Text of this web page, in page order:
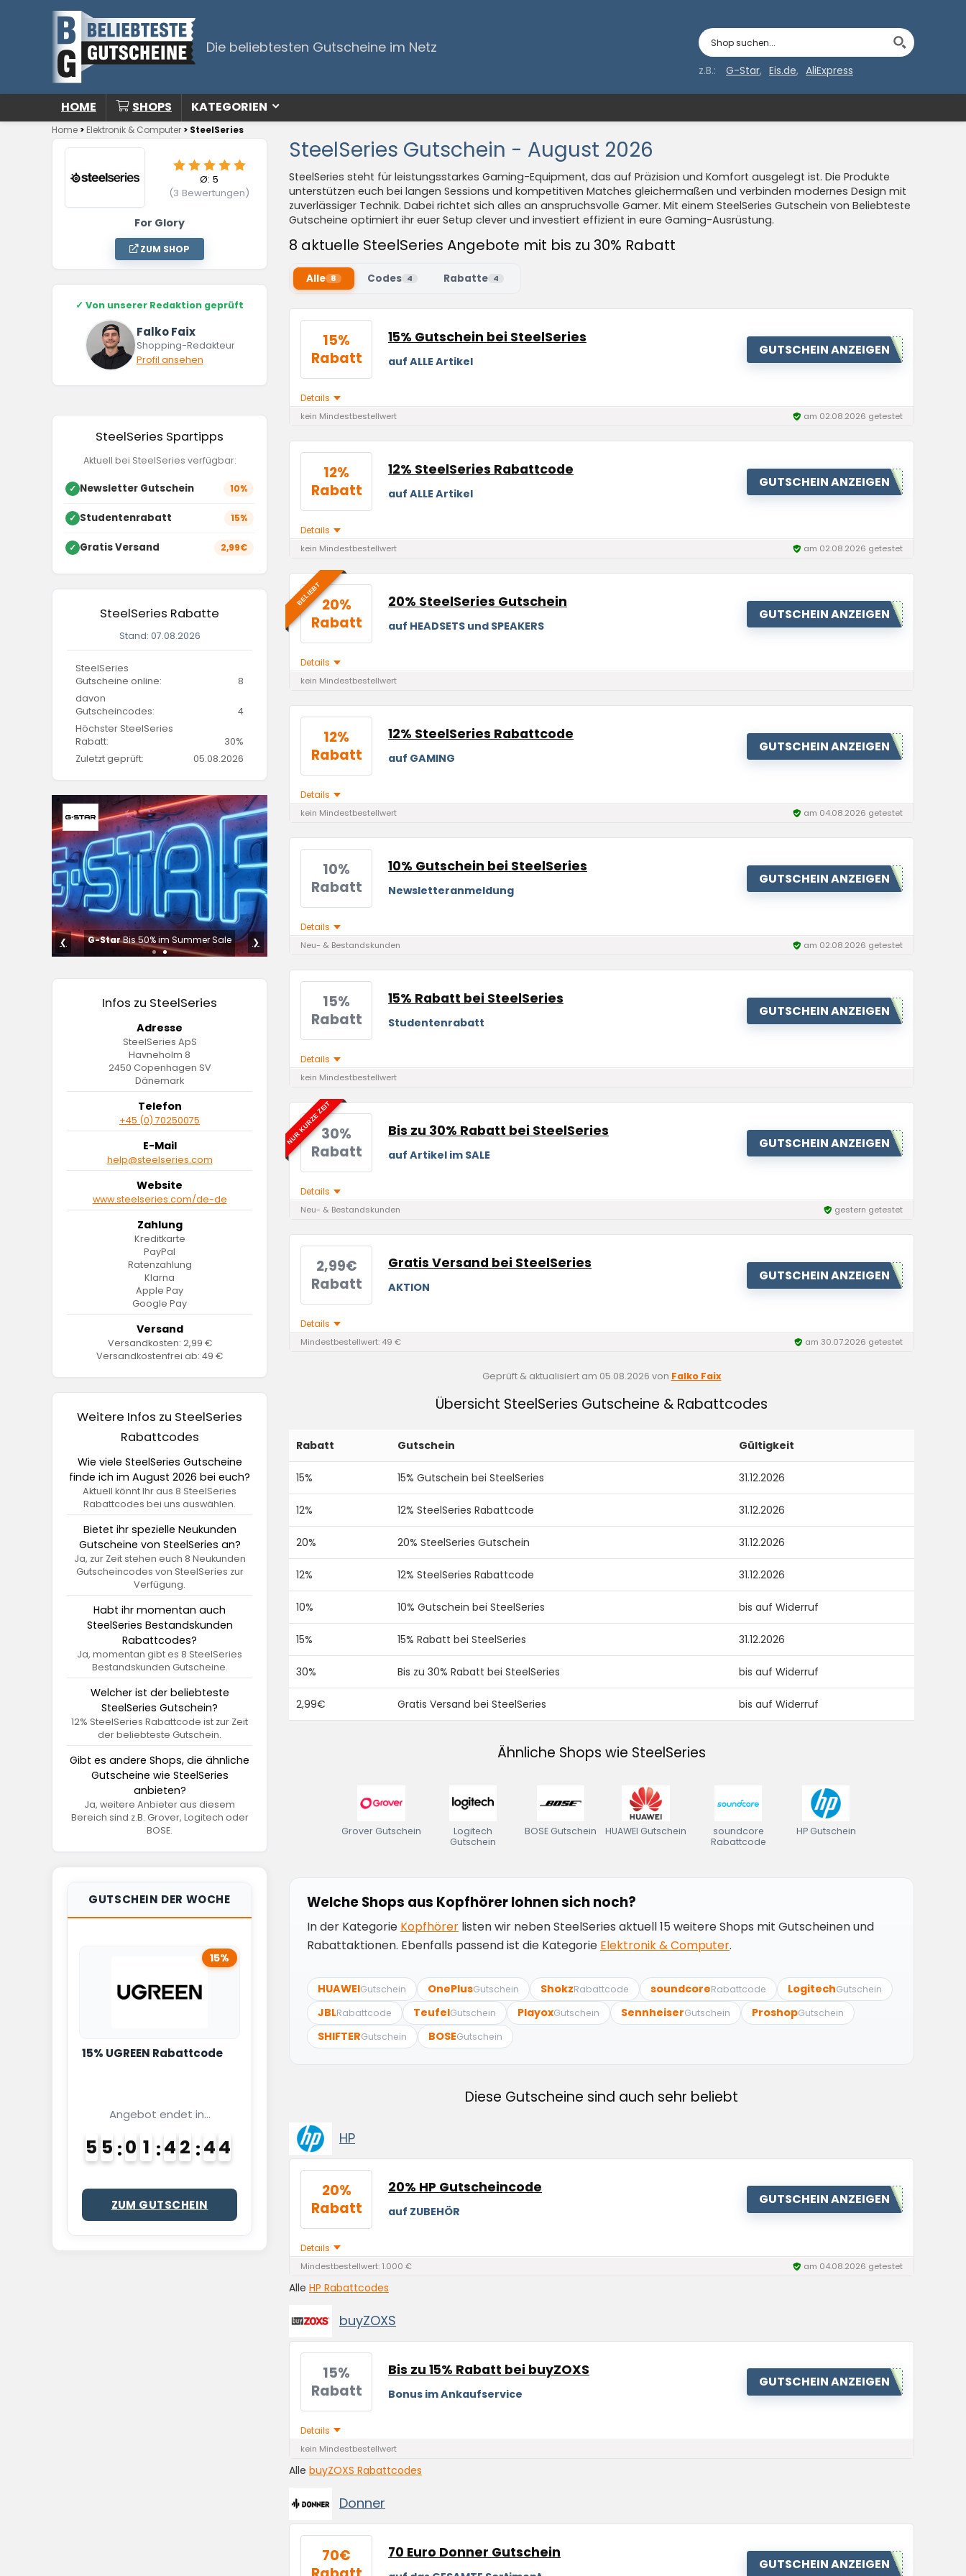
Die beliebtesten Gutscheine im Netz
z.B.: G-Star Eis.de AliExpress
HOME SHOPS KATEGORIEN
Home > Elektronik & Computer > SteelSeries
SteelSeries Gutschein - August 2026
SteelSeries steht für leistungsstarkes Gaming-Equipment, das auf Präzision und Komfort ausgelegt ist. Die Produkte
unterstützen euch bei langen Sessions und kompetitiven Matches gleichermaßen und verbinden modernes Design mit
zuverlässiger Technik. Dabei richtet sich alles an anspruchsvolle Gamer. Mit einem SteelSeries Gutschein von Beliebteste
Gutscheine optimiert ihr euer Setup clever und investiert effizient in eure Gaming-Ausrüstung.
8 aktuelle SteelSeries Angebote mit bis zu 30% Rabatt
For Glory
Ø: 5
(3 Bewertungen)
ZUM SHOP
✓ Von unserer Redaktion geprüft
Falko Faix
Shopping-Redakteur
Profil ansehen
Alle 8 Codes 4 Rabatte 4
15%
Rabatt
15% Gutschein bei SteelSeries
auf ALLE Artikel
GUTSCHEIN ANZEIGEN
Details
kein Mindestbestellwert am 02.08.2026 getestet
12%
Rabatt
12% SteelSeries Rabattcode
auf ALLE Artikel
GUTSCHEIN ANZEIGEN
Details
kein Mindestbestellwert am 02.08.2026 getestet
BELIEBT20%
Rabatt
20% SteelSeries Gutschein
auf HEADSETS und SPEAKERS
GUTSCHEIN ANZEIGEN
Details
kein Mindestbestellwert
12%
Rabatt
12% SteelSeries Rabattcode
auf GAMING
GUTSCHEIN ANZEIGEN
Details
kein Mindestbestellwert am 04.08.2026 getestet
10%
Rabatt
10% Gutschein bei SteelSeries
Newsletteranmeldung
GUTSCHEIN ANZEIGEN
Details
Neu- & Bestandskunden am 02.08.2026 getestet
15%
Rabatt
15% Rabatt bei SteelSeries
Studentenrabatt
GUTSCHEIN ANZEIGEN
Details
kein Mindestbestellwert
NUR KURZE ZEIT30%
Rabatt
Bis zu 30% Rabatt bei SteelSeries
auf Artikel im SALE
GUTSCHEIN ANZEIGEN
Details
Neu- & Bestandskunden gestern getestet
2,99€
Rabatt
Gratis Versand bei SteelSeries
AKTION
GUTSCHEIN ANZEIGEN
Details
Mindestbestellwert: 49 € am 30.07.2026 getestet
Geprüft & aktualisiert am 05.08.2026 von Falko Faix
Übersicht SteelSeries Gutscheine & Rabattcodes
Rabatt Gutschein Gültigkeit
15% 15% Gutschein bei SteelSeries 31.12.2026
12% 12% SteelSeries Rabattcode 31.12.2026
20% 20% SteelSeries Gutschein 31.12.2026
12% 12% SteelSeries Rabattcode 31.12.2026
10% 10% Gutschein bei SteelSeries bis auf Widerruf
15% 15% Rabatt bei SteelSeries 31.12.2026
30% Bis zu 30% Rabatt bei SteelSeries bis auf Widerruf
2,99€ Gratis Versand bei SteelSeries bis auf Widerruf
Ähnliche Shops wie SteelSeries
Grover Gutschein
Logitech
Gutschein
BOSE Gutschein HUAWEI Gutschein
soundcore
Rabattcode
HP Gutschein
Welche Shops aus Kopfhörer lohnen sich noch?
In der Kategorie Kopfhörer listen wir neben SteelSeries aktuell 15 weitere Shops mit Gutscheinen und
Rabattaktionen. Ebenfalls passend ist die Kategorie Elektronik & Computer.
HUAWEIGutschein OnePlusGutschein ShokzRabattcode soundcoreRabattcode LogitechGutschein
JBLRabattcode TeufelGutschein PlayoxGutschein SennheiserGutschein ProshopGutschein
SHIFTERGutschein BOSEGutschein
Diese Gutscheine sind auch sehr beliebt
HP
20%
Rabatt
20% HP Gutscheincode
auf ZUBEHÖR
GUTSCHEIN ANZEIGEN
Details
Mindestbestellwert: 1.000 € am 04.08.2026 getestet
Alle HP Rabattcodes
buyZOXS
15%
Rabatt
Bis zu 15% Rabatt bei buyZOXS
Bonus im Ankaufservice
GUTSCHEIN ANZEIGEN
Details
kein Mindestbestellwert
Alle buyZOXS Rabattcodes
Donner
70€
70 Euro Donner Gutschein
GUTSCHEIN ANZEIGEN
SteelSeries Spartipps
Aktuell bei SteelSeries verfügbar:
✓ Newsletter Gutschein 10%
✓ Studentenrabatt 15%
✓ Gratis Versand 2,99€
SteelSeries Rabatte
Stand: 07.08.2026
SteelSeries
Gutscheine online:
8
davon
Gutscheincodes:
4
Höchster SteelSeries
Rabatt:
30%
Zuletzt geprüft:
05.08.2026
G-StarBis 50% im Summer Sale
❮ ❯
Infos zu SteelSeries
Adresse
SteelSeries ApS
Havneholm 8
2450 Copenhagen SV
Dänemark
Telefon
+45 (0) 70250075
E-Mail
help@steelseries.com
Website
www.steelseries.com/de-de
Zahlung
Kreditkarte
PayPal
Ratenzahlung
Klarna
Apple Pay
Google Pay
Versand
Versandkosten: 2,99 €
Versandkostenfrei ab: 49 €
Weitere Infos zu SteelSeries
Rabattcodes
Wie viele SteelSeries Gutscheine
finde ich im August 2026 bei euch?
Aktuell könnt Ihr aus 8 SteelSeries
Rabattcodes bei uns auswählen.
Bietet ihr spezielle Neukunden
Gutscheine von SteelSeries an?
Ja, zur Zeit stehen euch 8 Neukunden
Gutscheincodes von SteelSeries zur
Verfügung.
Habt ihr momentan auch
SteelSeries Bestandskunden
Rabattcodes?
Ja, momentan gibt es 8 SteelSeries
Bestandskunden Gutscheine.
Welcher ist der beliebteste
SteelSeries Gutschein?
12% SteelSeries Rabattcode ist zur Zeit
der beliebteste Gutschein.
Gibt es andere Shops, die ähnliche
Gutscheine wie SteelSeries
anbieten?
Ja, weitere Anbieter aus diesem
Bereich sind z.B. Grover, Logitech oder
BOSE.
GUTSCHEIN DER WOCHE
15%
15% UGREEN Rabattcode
Angebot endet in...
5 5 0 1 4 2 43
ZUM GUTSCHEIN